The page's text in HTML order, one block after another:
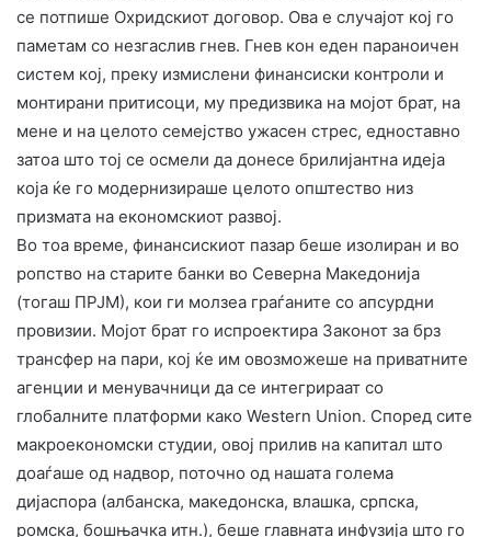
се потпише Охридскиот договор. Ова е случајот кој го
паметам со незгаслив гнев. Гнев кон еден параноичен
систем кој, преку измислени финансиски контроли и
монтирани притисоци, му предизвика на мојот брат, на
мене и на целото семејство ужасен стрес, едноставно
затоа што тој се осмели да донесе брилијантна идеја
која ќе го модернизираше целото општество низ
призмата на економскиот развој.
​Во тоа време, финансискиот пазар беше изолиран и во
ропство на старите банки во Северна Македонија
(тогаш ПРЈМ), кои ги молзеа граѓаните со апсурдни
провизии. Мојот брат го испроектира Законот за брз
трансфер на пари, кој ќе им овозможеше на приватните
агенции и менувачници да се интегрираат со
глобалните платформи како Western Union. Според сите
макроекономски студии, овој прилив на капитал што
доаѓаше од надвор, поточно од нашата голема
дијаспора (албанска, македонска, влашка, српска,
ромска, бошњачка итн.), беше главната инфузија што го